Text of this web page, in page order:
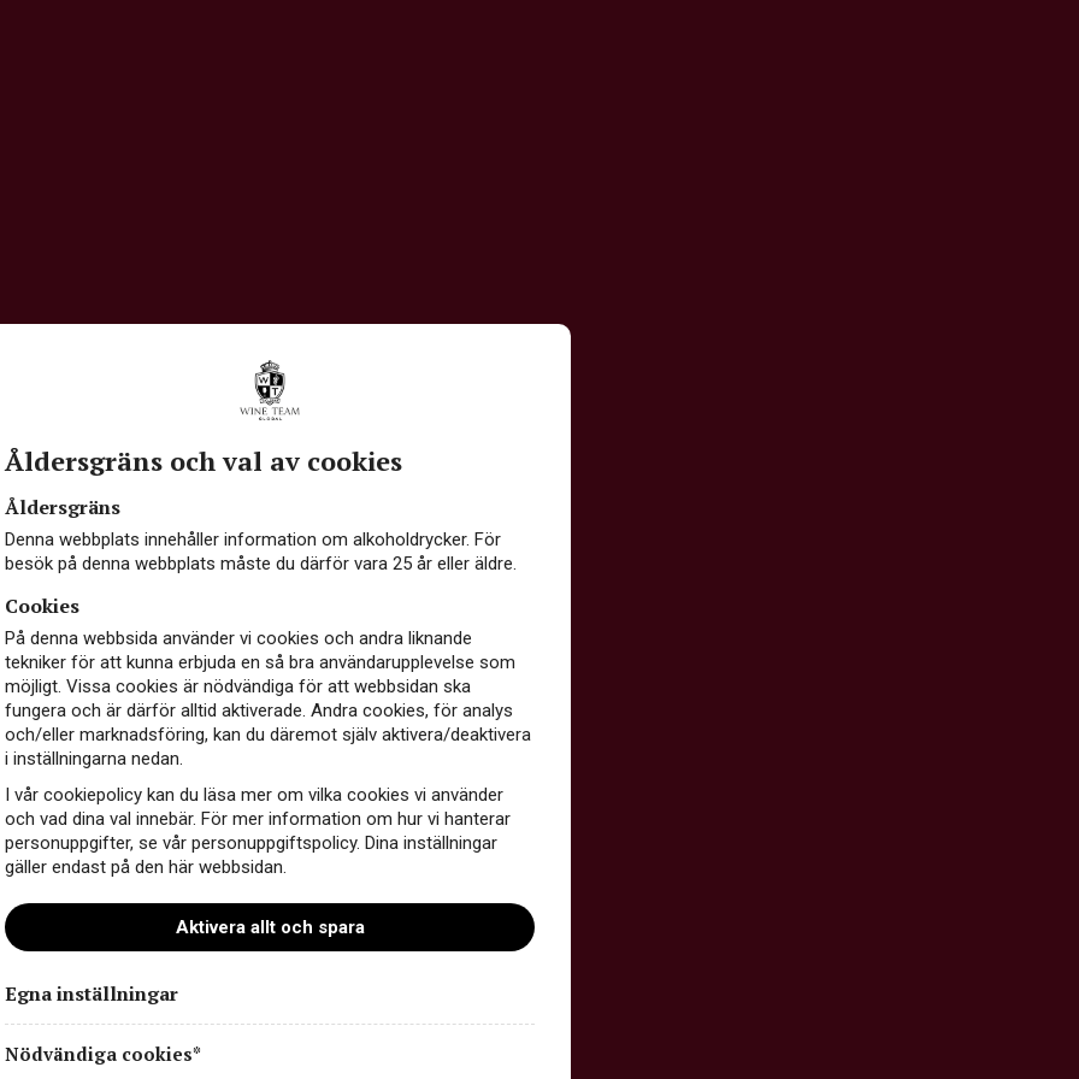
Åldersgräns och val av cookies
Åldersgräns
Denna webbplats innehåller information om alkoholdrycker. För
besök på denna webbplats måste du därför vara 25 år eller äldre.
Cookies
På denna webbsida använder vi cookies och andra liknande
tekniker för att kunna erbjuda en så bra användarupplevelse som
möjligt. Vissa cookies är nödvändiga för att webbsidan ska
fungera och är därför alltid aktiverade. Andra cookies, för analys
och/eller marknadsföring, kan du däremot själv aktivera/deaktivera
i inställningarna nedan.
I vår cookiepolicy kan du läsa mer om vilka cookies vi använder
och vad dina val innebär. För mer information om hur vi hanterar
personuppgifter, se vår personuppgiftspolicy. Dina inställningar
gäller endast på den här webbsidan.
Aktivera allt och spara
Egna inställningar
Nödvändiga cookies*